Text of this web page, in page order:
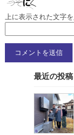
上に表示された文字
最近の投稿